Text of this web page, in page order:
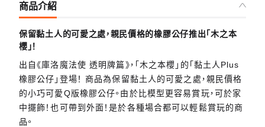
商品介紹
保留黏土人的可愛之處，親民價格的橡膠公仔推出「木之本
櫻」！
出自《庫洛魔法使 透明牌篇》，「木之本櫻」的「黏土人Plus
橡膠公仔」登場！ 商品為保留黏土人的可愛之處，親民價格
的小巧可愛Q版橡膠公仔。由於比模型更容易賞玩，可於家
中擺飾！也可帶到外面！是於各種場合都可以輕鬆賞玩的商
品。